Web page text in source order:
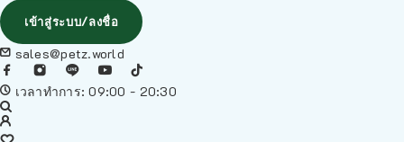
เข้าสู่ระบบ/ลงชื่อ
sales@petz.world
เวลาทำการ: 09:00 - 20:30